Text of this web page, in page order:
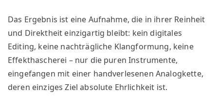
Das Ergebnis ist eine Aufnahme, die in ihrer Reinheit
und Direktheit einzigartig bleibt: kein digitales
Editing, keine nachträgliche Klangformung, keine
Effekthascherei – nur die puren Instrumente,
eingefangen mit einer handverlesenen Analogkette,
deren einziges Ziel absolute Ehrlichkeit ist.